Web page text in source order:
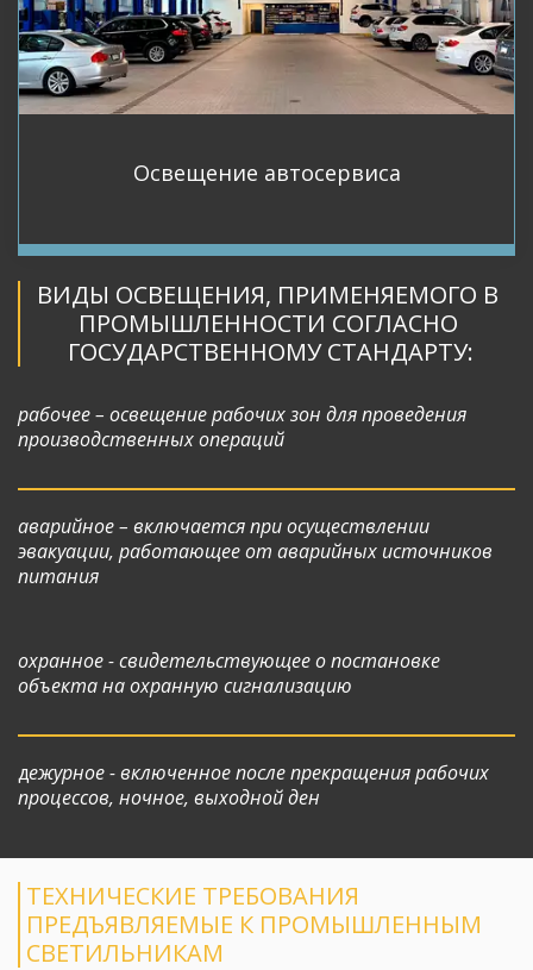
Освещение автосервиса
ВИДЫ ОСВЕЩЕНИЯ, ПРИМЕНЯЕМОГО В
ПРОМЫШЛЕННОСТИ СОГЛАСНО
ГОСУДАРСТВЕННОМУ СТАНДАРТУ:
рабочее – освещение рабочих зон для проведения
производственных операций
аварийное – включается при осуществлении
эвакуации, работающее от аварийных источников
питания
охранное - свидетельствующее о постановке
объекта на охранную сигнализацию
дежурное - включенное после прекращения рабочих
процессов, ночное, выходной ден
ТЕХНИЧЕСКИЕ ТРЕБОВАНИЯ
ПРЕДЪЯВЛЯЕМЫЕ К ПРОМЫШЛЕННЫМ
СВЕТИЛЬНИКАМ